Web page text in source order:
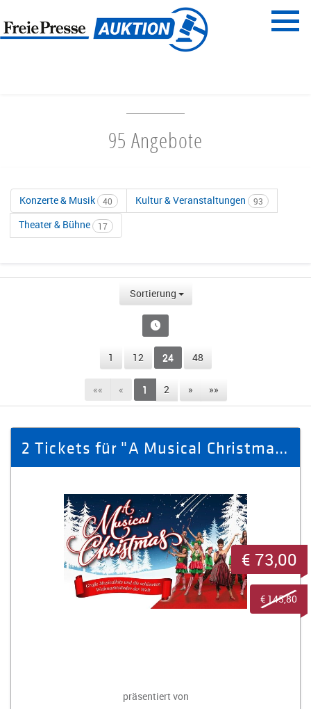
Menü
95 Angebote
Konzerte & Musik 40 Kultur & Veranstaltungen 93
Theater & Bühne 17
Sortierung
1 12 24 48
«« « 1 2 » »»
2 Tickets für "A Musical Christmas" am 23.12.2025 in Plauen
präsentiert von
€ 73,00
€ 145,80